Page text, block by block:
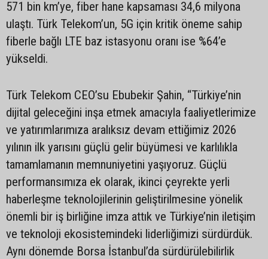
571 bin km’ye, fiber hane kapsaması 34,6 milyona
ulaştı. Türk Telekom’un, 5G için kritik öneme sahip
fiberle bağlı LTE baz istasyonu oranı ise %64’e
yükseldi.
Türk Telekom CEO’su Ebubekir Şahin, “Türkiye’nin
dijital geleceğini inşa etmek amacıyla faaliyetlerimize
ve yatırımlarımıza aralıksız devam ettiğimiz 2026
yılının ilk yarısını güçlü gelir büyümesi ve karlılıkla
tamamlamanın memnuniyetini yaşıyoruz. Güçlü
performansımıza ek olarak, ikinci çeyrekte yerli
haberleşme teknolojilerinin geliştirilmesine yönelik
önemli bir iş birliğine imza attık ve Türkiye’nin iletişim
ve teknoloji ekosistemindeki liderliğimizi sürdürdük.
Aynı dönemde Borsa İstanbul’da sürdürülebilirlik